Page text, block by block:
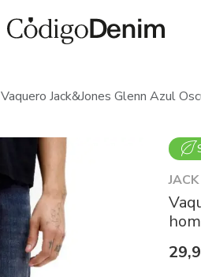
Vaquero Jack&Jones Glenn Azul